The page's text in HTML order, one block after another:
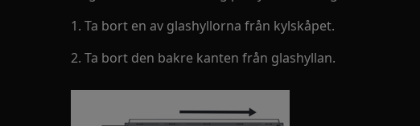
1. Ta bort en av glashyllorna från kylskåpet.
2. Ta bort den bakre kanten från glashyllan.